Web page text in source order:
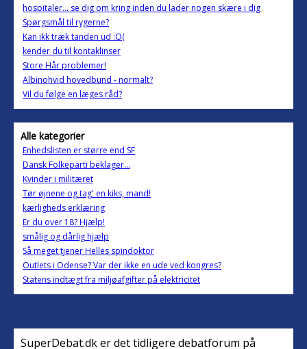
hospitaler... se dig om kring inden du lader nogen skære i dig
Spørgsmål til rygerne?
Kan ikk træk tanden ud :O(
kender du til kontaklinser
Store Hår problemer!
Albinohvid hovedbund - normalt?
Vil du følge en læges råd?
Alle kategorier
Enhedslisten er større end SF
Dansk Folkeparti beklager...
Kvinder i militæret
Tør øjnene og tag' en kiks, mand!
kærligheds erklæring
Er du over 18? Hjælp!
smålig og dårlig hjælp
Så meget tjener Helles spindoktor
Outlets i Odense? Var der ikke en ude ved kongres?
Statens indtægt fra miljøafgifter på elektricitet
SuperDebat.dk er det tidligere debatforum på